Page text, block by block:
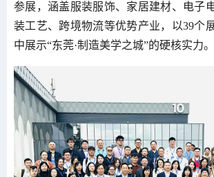
参展，涵盖服装服饰、家居建材、电子
装工艺、跨境物流等优势产业，以39个
中展示“东莞·制造美学之城”的硬核实力。